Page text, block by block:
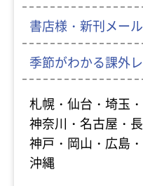
書店様・新刊メー
季節がわかる課外
札幌・仙台・埼玉
神奈川・名古屋・
神戸・岡山・広島
沖縄